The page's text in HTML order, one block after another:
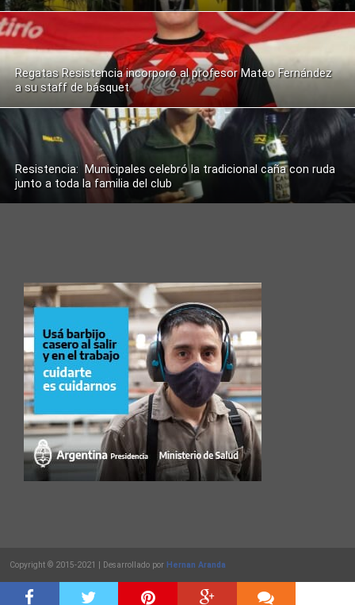
Regatas Resistencia incorporó al profesor Mateo Fernández
a su staff de básquet
Resistencia: Municipales celebró la tradicional caña con ruda
junto a toda la familia del club
Copyright © 2015-2021 | Desarrollado por Hernan Aranda